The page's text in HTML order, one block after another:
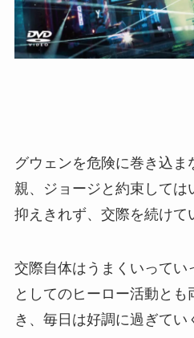
グウェンを危険に巻き込ま
親、ジョージと約束しては
抑えきれず、交際を続けて
交際自体はうまくいってい
としてのヒーロー活動と
き、毎日は好調に過ぎてい